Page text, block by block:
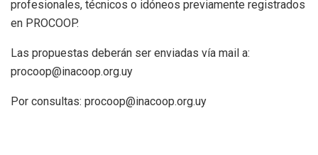
profesionales, técnicos o idóneos previamente registrados
en PROCOOP.
Las propuestas deberán ser enviadas vía mail a:
procoop@inacoop.org.uy
Por consultas: procoop@inacoop.org.uy